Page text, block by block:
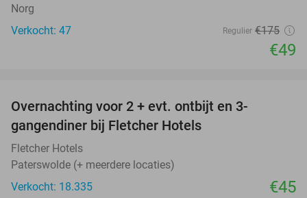
Norg
Verkocht: 47
Regulier €175
€49
Overnachting voor 2 + evt. ontbijt en 3-
gangendiner bij Fletcher Hotels
Fletcher Hotels
Paterswolde (+ meerdere locaties)
Verkocht: 18.335
€45